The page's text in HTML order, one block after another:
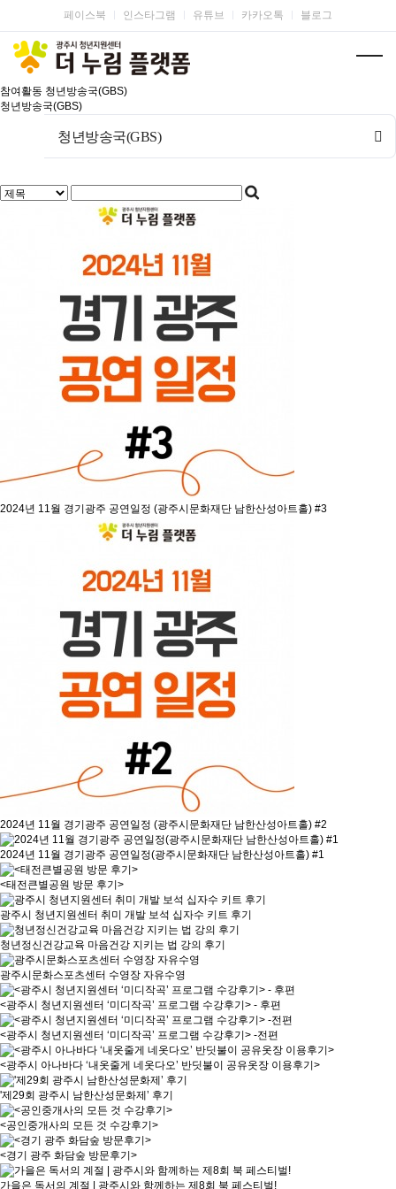
페이스북 인스타그램 유튜브 카카오톡 블로그
참여활동 청년방송국(GBS)
청년방송국(GBS)
청년방송국(GBS)
2024년 11월 경기광주 공연일정 (광주시문화재단 남한산성아트홀) #3
2024년 11월 경기광주 공연일정 (광주시문화재단 남한산성아트홀) #2
2024년 11월 경기광주 공연일정(광주시문화재단 남한산성아트홀) #1
<태전큰별공원 방문 후기>
광주시 청년지원센터 취미 개발 보석 십자수 키트 후기
청년정신건강교육 마음건강 지키는 법 강의 후기
광주시문화스포츠센터 수영장 자유수영
<광주시 청년지원센터 ‘미디작곡’ 프로그램 수강후기> - 후편
<광주시 청년지원센터 ‘미디작곡’ 프로그램 수강후기> -전편
<광주시 아나바다 ‘내옷줄게 네옷다오’ 반딧불이 공유옷장 이용후기>
'제29회 광주시 남한산성문화제’ 후기
<공인중개사의 모든 것 수강후기>
<경기 광주 화담숲 방문후기>
가을은 독서의 계절 | 광주시와 함께하는 제8회 북 페스티벌!